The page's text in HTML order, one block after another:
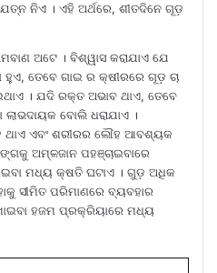
ନିଏ । ଏହି ଅର୍ଥରେ, ଶୀତଦିନେ ଗୂଡ଼
ଅଟେ । ବିଶ୍ୱାସ କରାଯାଏ ଯେ
ତେବେ ଗାଇ ର କ୍ଷୀରରେ ଗୂଡ଼ ଚା
। ଯଦି ରକ୍ତ ଅଭାବ ଥାଏ, ତେବେ
ଲାଭଦାୟକ ବୋଲି ଧରାଯାଏ ।
ଏବଂ ଶରୀରର ଲୌହ ଆବଶ୍ୟକ
ଅମ୍ଳଜାନ ପହଞ୍ଚାଇବାରେ
ମଧ୍ୟ କ୍ଷତି ଘଟାଏ । ଗୁଡ଼ ଅଧିକ
ସୀମିତ ପରିମାଣରେ ବ୍ୟବହାର
ହଜମ ପ୍ରକ୍ରିୟାରେ ମଧ୍ୟ